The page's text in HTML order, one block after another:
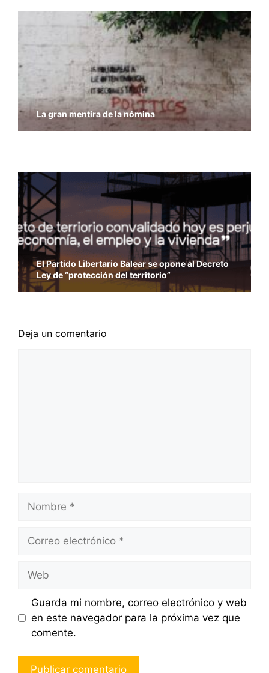
La gran mentira de la nómina
Economía y Libertad – Previsiones del PIB del
FMI
El Partido Libertario Balear se opone al Decreto
Ley de “protección del territorio”
Deja un comentario
electrónico
Guarda mi nombre, correo electrónico y web
en este navegador para la próxima vez que
comente.